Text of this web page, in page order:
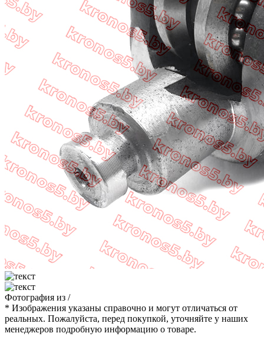
Фотография из /
* Изображения указаны справочно и могут отличаться от
реальных. Пожалуйста, перед покупкой, уточняйте у наших
менеджеров подробную информацию о товаре.